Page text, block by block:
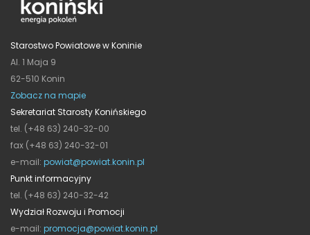
Starostwo Powiatowe w Koninie
Al. 1 Maja 9
62-510 Konin
Zobacz na mapie
Sekretariat Starosty Konińskiego
tel. (+48 63) 240-32-00
fax (+48 63) 240-32-01
e-mail: powiat@powiat.konin.pl
Punkt informacyjny
tel. (+48 63) 240-32-42
Wydział Rozwoju i Promocji
e-mail: promocja@powiat.konin.pl